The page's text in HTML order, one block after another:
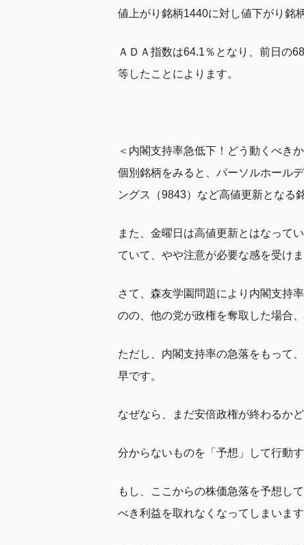
値上がり銘柄1440に対し値下がり銘
ＡＤＡ指数は64.1％となり、前日の
等したことによります。
＜内閣支持率急低下！どう動くべきか
個別銘柄をみると、パーソルホール
ングス（9843）など高値更新となる
また、金曜日は高値更新とはなって
ていて、やや注意が必要な感を受けま
さて、森友学園問題により内閣支持
のの、他の党が政権を奪取した場合
ただし、内閣支持率の急落をもって
早です。
なぜなら、まだ安倍政権が終わるか
分からないものを「予想」して行動
もし、ここからの株価急落を予想し
べき利益を取れなくなってしまいます